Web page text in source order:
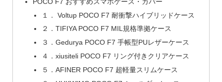
１． Voltup POCO F7 耐衝撃ハイブリッドケース
２．TIFIYA POCO F7 MIL規格準拠ケース
３．Gedurya POCO F7 手帳型PUレザーケース
４．xiusiteli POCO F7 リング付きクリアケース
５．AFINER POCO F7 超軽量スリムケース